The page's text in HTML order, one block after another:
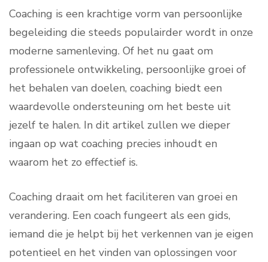
Coaching is een krachtige vorm van persoonlijke
begeleiding die steeds populairder wordt in onze
moderne samenleving. Of het nu gaat om
professionele ontwikkeling, persoonlijke groei of
het behalen van doelen, coaching biedt een
waardevolle ondersteuning om het beste uit
jezelf te halen. In dit artikel zullen we dieper
ingaan op wat coaching precies inhoudt en
waarom het zo effectief is.
Coaching draait om het faciliteren van groei en
verandering. Een coach fungeert als een gids,
iemand die je helpt bij het verkennen van je eigen
potentieel en het vinden van oplossingen voor